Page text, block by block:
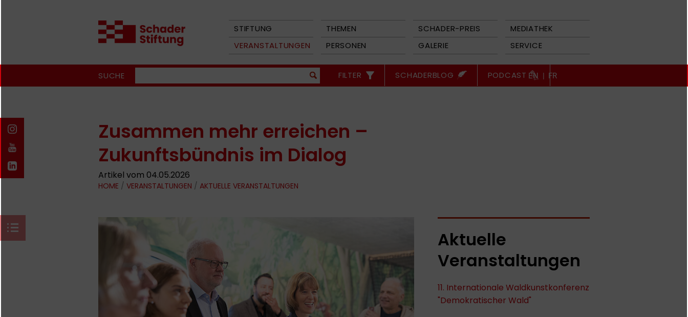
STIFTUNG THEMEN SCHADER-PREIS
MEDIATHEK
VERANSTALTUNGEN
PERSONEN GALERIE SERVICE
SUCHE FILTER SCHADERBLOG PODCAST EN | FR
Zusammen mehr erreichen –
Zukunftsbündnis im Dialog
Artikel vom 04.05.2026
HOME / VERANSTALTUNGEN / AKTUELLE VERANSTALTUNGEN
Aktuelle
Veranstaltungen
11. Internationale Waldkunstkonferenz
"Demokratischer Wald"